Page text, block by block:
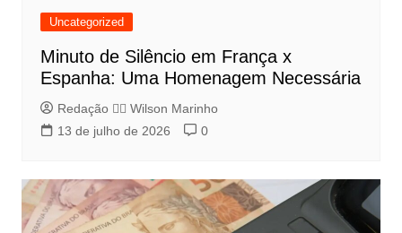
Uncategorized
Minuto de Silêncio em França x
Espanha: Uma Homenagem Necessária
Redação 👨‍⚖️​ Wilson Marinho
13 de julho de 2026
0